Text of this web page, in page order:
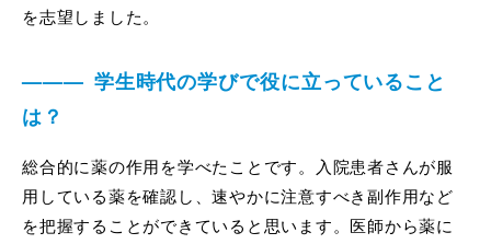
を志望しました。
学生時代の学びで役に立っていること
は？
総合的に薬の作用を学べたことです。入院患者さんが服
用している薬を確認し、速やかに注意すべき副作用など
を把握することができていると思います。医師から薬に